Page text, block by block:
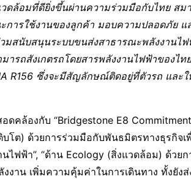
วดล้อมที่ดียิ่งขึ้นผ่านความร่วมมือกับไทย ส
การใช้งานของลูกค้า มอบความปลอดภัย
มสนับสนุนระบบขนส่งสาธารณะพลังงานไ
ารถสังเกตรถโดยสารพลังงานไฟฟ้าของ
R156 ซึ่งจะมีสัญลักษณ์ติดอยู่ที่ตัวรถ และ
อดคล้องกับ “Bridgestone E8
บโต) ด้วยการร่วมมือกับพันธมิตรทางธุรกิจ
นไฟฟ้า”, “ด้าน Ecology (สิ่งแวดล้อม) ด้ว
งาน เพิ่มความคุ้มค่าในการเดินทาง ทั้งยัง